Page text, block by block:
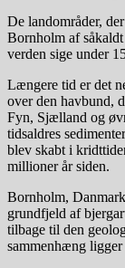
De landområder,
Bornholm af
verden sige under
Længere tid er det
over den havbund,
Fyn, Sjælland og
tidsaldres
blev skabt i
millioner år siden.
Bornholm,
grundfjeld af
tilbage til den
sammenhæng